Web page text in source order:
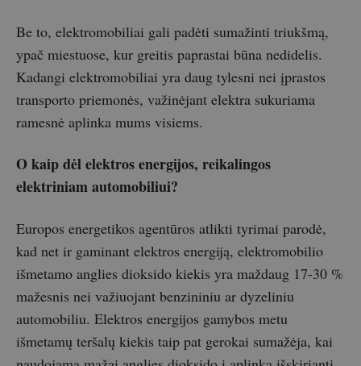
Be to, elektromobiliai gali padėti sumažinti triukšmą,
ypač miestuose, kur greitis paprastai būna nedidelis.
Kadangi elektromobiliai yra daug tylesni nei įprastos
transporto priemonės, važinėjant elektra sukuriama
ramesnė aplinka mums visiems.
O kaip dėl elektros energijos, reikalingos
elektriniam automobiliui?
Europos energetikos agentūros atlikti tyrimai parodė,
kad net ir gaminant elektros energiją, elektromobilio
išmetamo anglies dioksido kiekis yra maždaug 17-30 %
mažesnis nei važiuojant benzininiu ar dyzeliniu
automobiliu. Elektros energijos gamybos metu
išmetamų teršalų kiekis taip pat gerokai sumažėja, kai